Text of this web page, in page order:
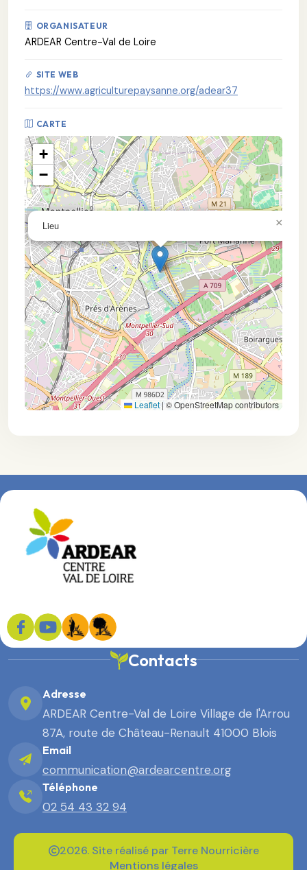
ORGANISATEUR
ARDEAR Centre-Val de Loire
SITE WEB
https://www.agriculturepaysanne.org/adear37
CARTE
Lieu ×
+
−
Leaflet|© OpenStreetMap contributors
Contacts
Adresse
ARDEAR Centre-Val de Loire Village de l'Arrou
87A, route de Château-Renault 41000 Blois
Email
communication@ardearcentre.org
Téléphone
02 54 43 32 94
2026. Site réalisé par Terre Nourricière
Mentions légales